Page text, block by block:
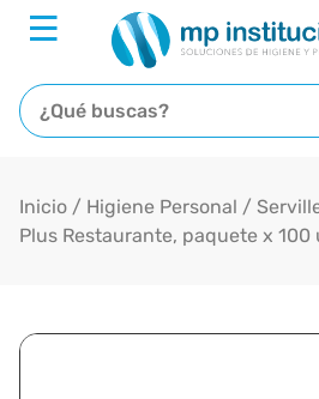
Inicio / Higiene Personal /
Plus Restaurante, paquete x 100